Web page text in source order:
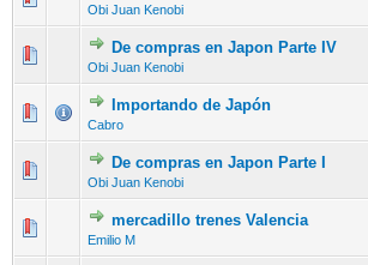
Obi Juan Kenobi
De compras en Japon Parte IV
Obi Juan Kenobi
Importando de Japón
Cabro
De compras en Japon Parte I
Obi Juan Kenobi
mercadillo trenes Valencia
Emilio M